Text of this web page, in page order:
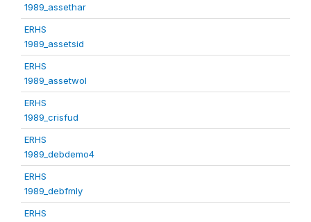
1989_assethar
ERHS
1989_assetsid
ERHS
1989_assetwol
ERHS
1989_crisfud
ERHS
1989_debdemo4
ERHS
1989_debfmly
ERHS